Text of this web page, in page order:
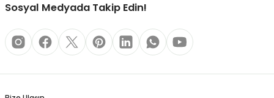
Sosyal Medyada Takip Edin!